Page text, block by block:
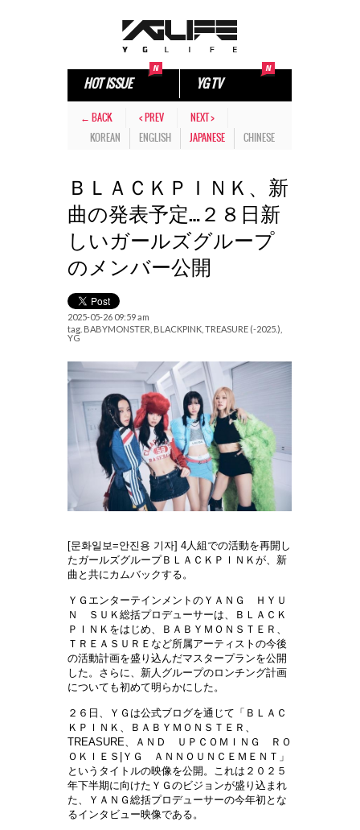
HOT ISSUE YG TV
← BACK < PREV
NEXT >
KOREAN
ENGLISH JAPANESE CHINESE
ＢＬＡＣＫＰＩＮＫ、新
曲の発表予定…２８日新
しいガールズグループ
のメンバー公開
2025-05-26 09:59 am
tag. BABYMONSTER BLACKPINK TREASURE (-2025.)
YG
[문화일보=안진용 기자] 4人組での活動を再開し
たガールズグループＢＬＡＣＫＰＩＮＫが、新
曲と共にカムバックする。
ＹＧエンターテインメントのＹＡＮＧ ＨＹＵ
Ｎ ＳＵＫ総括プロデューサーは、ＢＬＡＣＫ
ＰＩＮＫをはじめ、ＢＡＢＹＭＯＮＳＴＥＲ、
ＴＲＥＡＳＵＲＥなど所属アーティストの今後
の活動計画を盛り込んだマスタープランを公開
した。さらに、新人グループのロンチング計画
についても初めて明らかにした。
２６日、ＹＧは公式ブログを通じて「ＢＬＡＣ
ＫＰＩＮＫ、ＢＡＢＹＭＯＮＳＴＥＲ、
TREASURE、ＡＮＤ ＵＰＣＯＭＩＮＧ ＲＯ
ＯＫＩＥＳ|ＹＧ ＡＮＮＯＵＮＣＥＭＥＮＴ」
というタイトルの映像を公開。これは２０２５
年下半期に向けたＹＧのビジョンが盛り込まれ
た、ＹＡＮＧ総括プロデューサーの今年初とな
るインタビュー映像である。